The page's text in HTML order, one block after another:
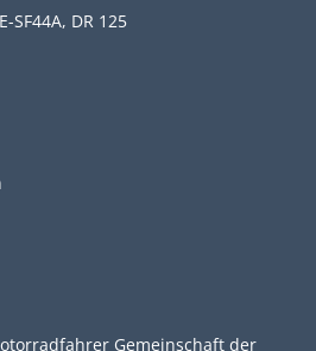
SF44A, DR 125
Gemeinschaft der